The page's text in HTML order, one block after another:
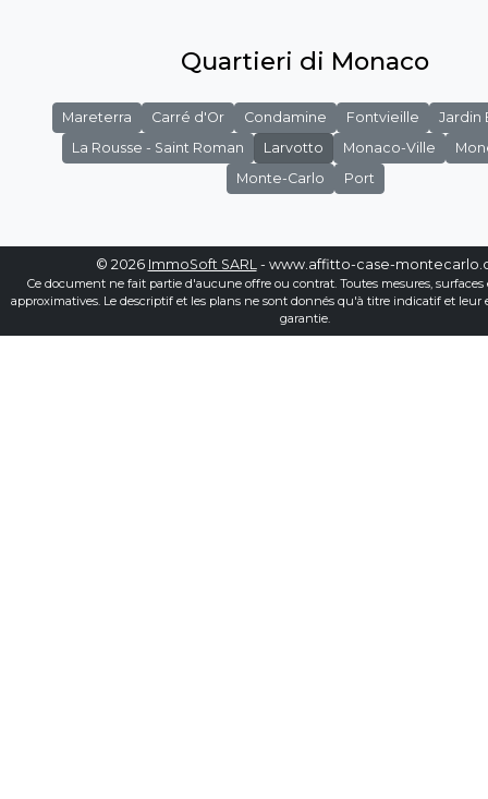
Quartieri di Monaco
Mareterra Carré d'Or Condamine Fontvieille
Jardin
La Rousse - Saint Roman
Larvotto Monaco-Ville
Monte-Carlo
Port
© 2026 ImmoSoft SARL- www.affitto-case-
Ce document ne fait partie d'aucune offre ou contrat. Toutes mesures, surfaces
approximatives. Le descriptif et les plans ne sont donnés qu'à titre indicatif et leur
garantie.